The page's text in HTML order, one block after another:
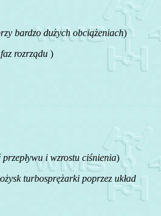
bardzo dużych obciążeniach)
rozrządu )
i wzrostu ciśnienia)
turbosprężarki poprzez układ